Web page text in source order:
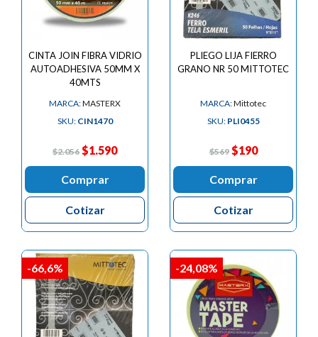
CINTA JOIN FIBRA VIDRIO
AUTOADHESIVA 50MM X
40MTS
MARCA:MASTERX
SKU: CIN1470
$2.056 $1.590
Comprar
Cotizar
PLIEGO LIJA FIERRO
GRANO NR 50 MITTOTEC
MARCA:Mittotec
SKU: PLI0455
$569 $190
Comprar
Cotizar
-66,6% -24,08%